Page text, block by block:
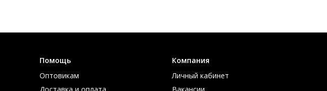
многие годы.
Помощь
Оптовикам
Доставка и оплата
Компания
Личный кабинет
Вакансии